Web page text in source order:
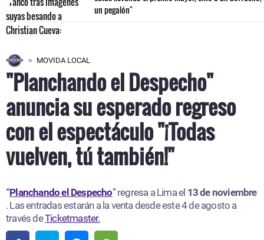
un pegalón"
MOVIDA LOCAL
"Planchando el Despecho"
anuncia su esperado regreso
con el espectáculo "¡Todas
vuelven, tú también!"
“Planchando el Despecho” regresa a Lima el 13 de noviembre
. Las entradas estarán a la venta desde este 4 de agosto a
través deTicketmaster.